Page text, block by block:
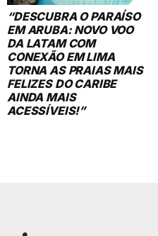
“DESCUBRA O PARAÍSO
EM ARUBA: NOVO VOO
DA LATAM COM
CONEXÃO EM LIMA
TORNA AS PRAIAS MAIS
FELIZES DO CARIBE
AINDA MAIS
ACESSÍVEIS!”